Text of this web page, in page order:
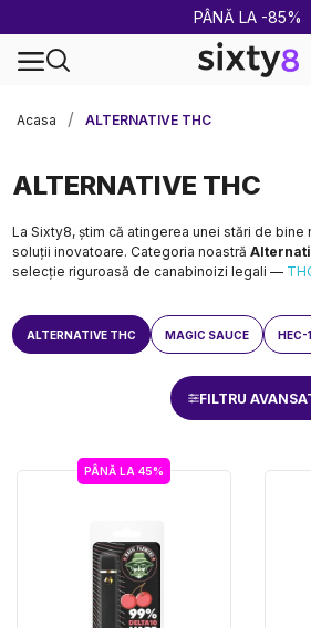
2 CUMPĂRATE = 1
Acasa
ALTERNATIVE THC
ALTERNATIVE THC
La Sixty8, știm că atingerea unei stări de bine
soluții inovatoare. Categoria noastră
selecție riguroasă de canabinoizi legali —
— disponibili
deflori,hash,vapeși pre-roll-uri. Toate
în laborator, certificate și livrate rapid, discret,
ALTERNATIVE THC MAGIC SAUCE HEC-
FILTRU
PÂNĂ LA 45%